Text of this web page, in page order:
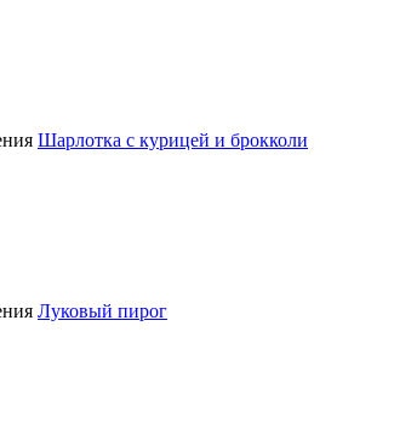
Шарлотка с курицей и брокколи
Луковый пирог